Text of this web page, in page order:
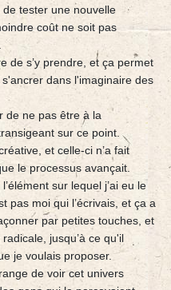
tester une nouvelle
coût ne soit pas
de s’y prendre, et ça permet
dans l'imaginaire des
de ne pas être à la
sur ce point.
et celle-ci n’a fait
le processus avançait.
sur lequel j’ai eu le
pas moi qui l’écrivais, et ça a
par petites touches, et
jusqu’à ce qu'il
je voulais proposer.
de voir cet univers